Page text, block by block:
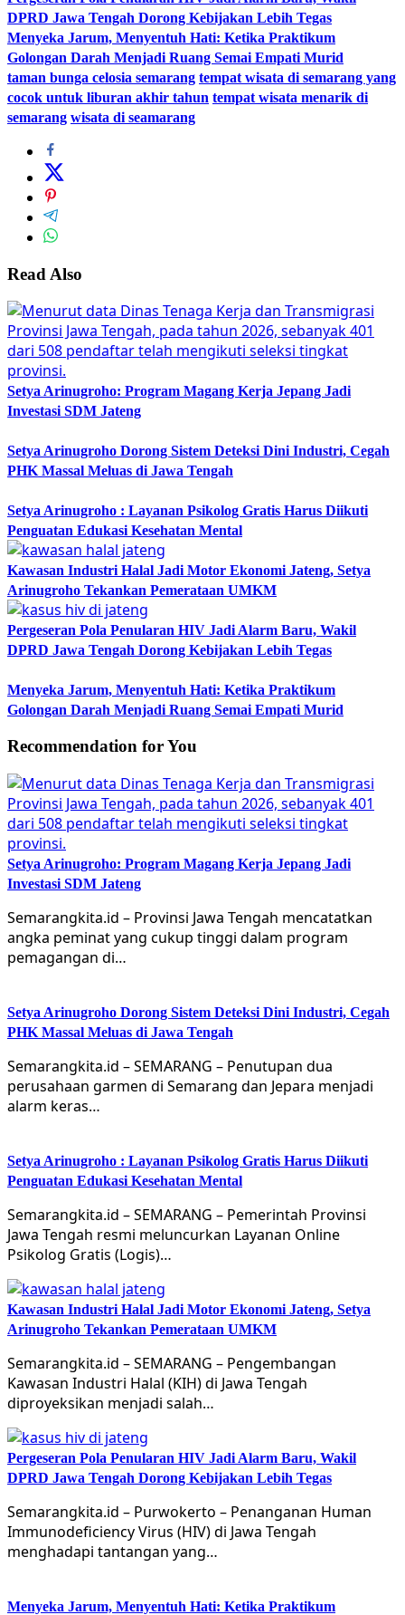
DPRD Jawa Tengah Dorong Kebijakan Lebih Tegas
Menyeka Jarum, Menyentuh Hati: Ketika Praktikum
Golongan Darah Menjadi Ruang Semai Empati Murid
taman bunga celosia semarang tempat wisata di semarang yang
cocok untuk liburan akhir tahun tempat wisata menarik di
semarang wisata di seamarang
Read Also
Setya Arinugroho: Program Magang Kerja Jepang Jadi
Investasi SDM Jateng
Setya Arinugroho Dorong Sistem Deteksi Dini Industri, Cegah
PHK Massal Meluas di Jawa Tengah
Setya Arinugroho : Layanan Psikolog Gratis Harus Diikuti
Penguatan Edukasi Kesehatan Mental
Kawasan Industri Halal Jadi Motor Ekonomi Jateng, Setya
Arinugroho Tekankan Pemerataan UMKM
Pergeseran Pola Penularan HIV Jadi Alarm Baru, Wakil
DPRD Jawa Tengah Dorong Kebijakan Lebih Tegas
Menyeka Jarum, Menyentuh Hati: Ketika Praktikum
Golongan Darah Menjadi Ruang Semai Empati Murid
Recommendation for You
Setya Arinugroho: Program Magang Kerja Jepang Jadi
Investasi SDM Jateng
Semarangkita.id – Provinsi Jawa Tengah mencatatkan
angka peminat yang cukup tinggi dalam program
pemagangan di…
Setya Arinugroho Dorong Sistem Deteksi Dini Industri, Cegah
PHK Massal Meluas di Jawa Tengah
Semarangkita.id – SEMARANG – Penutupan dua
perusahaan garmen di Semarang dan Jepara menjadi
alarm keras…
Setya Arinugroho : Layanan Psikolog Gratis Harus Diikuti
Penguatan Edukasi Kesehatan Mental
Semarangkita.id – SEMARANG – Pemerintah Provinsi
Jawa Tengah resmi meluncurkan Layanan Online
Psikolog Gratis (Logis)…
Kawasan Industri Halal Jadi Motor Ekonomi Jateng, Setya
Arinugroho Tekankan Pemerataan UMKM
Semarangkita.id – SEMARANG – Pengembangan
Kawasan Industri Halal (KIH) di Jawa Tengah
diproyeksikan menjadi salah…
Pergeseran Pola Penularan HIV Jadi Alarm Baru, Wakil
DPRD Jawa Tengah Dorong Kebijakan Lebih Tegas
Semarangkita.id – Purwokerto – Penanganan Human
Immunodeficiency Virus (HIV) di Jawa Tengah
menghadapi tantangan yang…
Menyeka Jarum, Menyentuh Hati: Ketika Praktikum